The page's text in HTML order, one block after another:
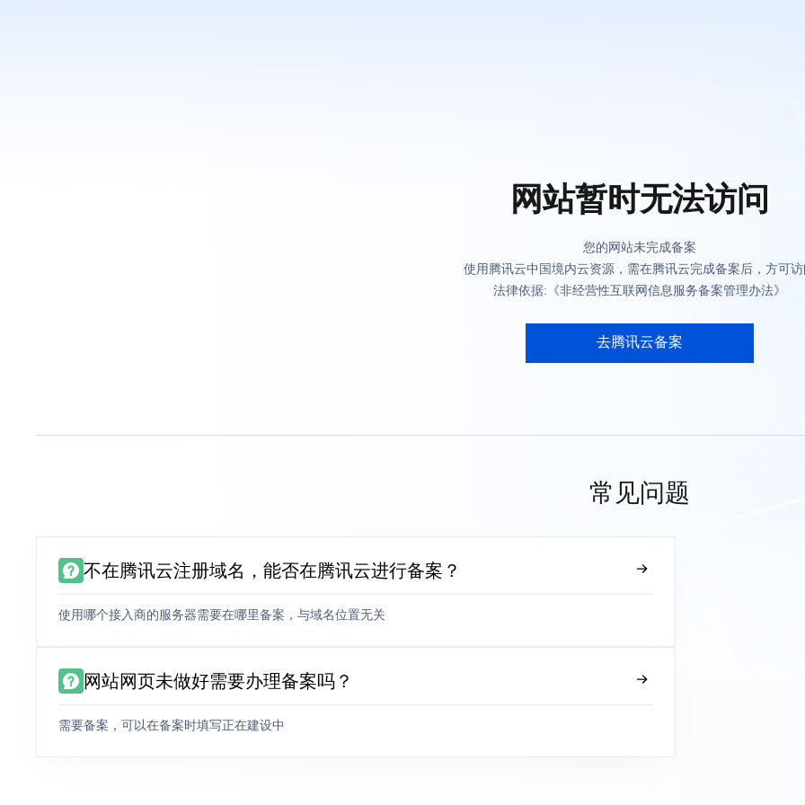
网站暂时无法访问
您的网站未完成备案
使用腾讯云中国境内云资源，需在腾讯云完成备案后，方可
法律依据:《非经营性互联网信息服务备案管理办法》
去腾讯云备案
常见问题
不在腾讯云注册域名，能否在腾讯云进行备案？
使用哪个接入商的服务器需要在哪里备案，与域名位置无关
网站网页未做好需要办理备案吗？
需要备案，可以在备案时填写正在建设中